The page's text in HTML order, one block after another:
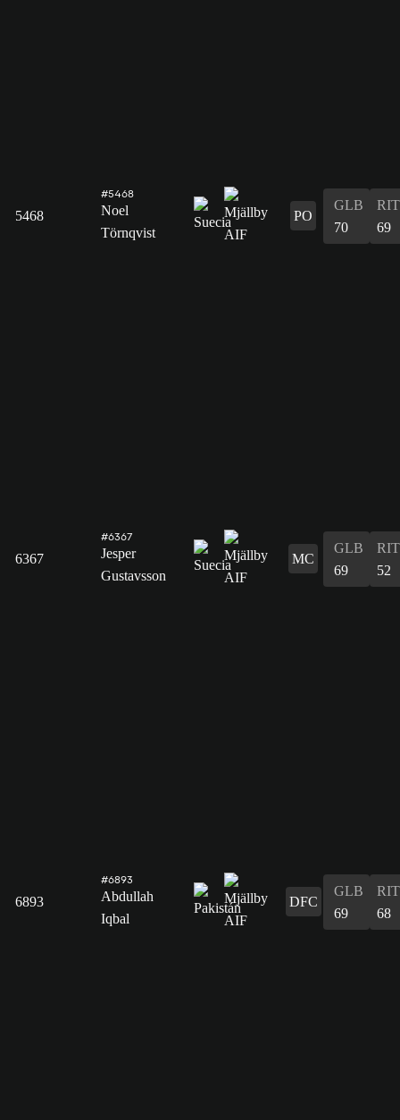
5468
#5468
Noel
Törnqvist
PO
GLB
70
RIT
69
6367
#6367
Jesper
Gustavsson
MC
GLB
69
RIT
52
6893
#6893
Abdullah
Iqbal
DFC
GLB
69
RIT
68